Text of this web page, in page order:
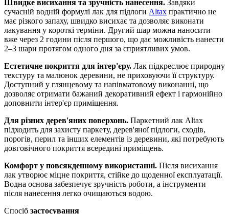
Швидке висихання та зручність нанесення. Завдяки
сучасній водній формулі лак для підлоги Altax практично не
має різкого запаху, швидко висихає та дозволяє виконати
лакування у короткі терміни. Другий шар можна наносити
вже через 2 години після першого, що дає можливість нанести
2–3 шари протягом одного дня за сприятливих умов.
Естетичне покриття для інтер'єру. Лак підкреслює природну
текстуру та малюнок деревини, не приховуючи її структуру.
Доступний у глянцевому та напівматовому виконанні, що
дозволяє отримати бажаний декоративний ефект і гармонійно
доповнити інтер'єр приміщення.
Для різних дерев'яних поверхонь. Паркетний лак Altax
підходить для захисту паркету, дерев'яної підлоги, сходів,
порогів, перил та інших елементів із деревини, які потребують
довговічного покриття всередині приміщень.
Комфорт у повсякденному використанні. Після висихання
лак утворює міцне покриття, стійке до щоденної експлуатації.
Водна основа забезпечує зручність роботи, а інструменти
після нанесення легко очищаються водою.
Спосіб застосування